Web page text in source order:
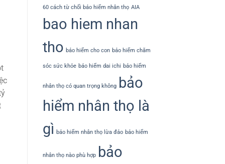
60 cách từ chối bảo hiểm nhân thọ AIA
bao hiem nhan
tho bảo hiểm cho con bảo hiểm chăm
sóc sức khỏe bảo hiểm dai ichi bảo hiểm
nhân thọ có quan trọng không
bảo
hiểm nhân thọ là
gì bảo hiểm nhân thọ lừa đảo bảo hiểm
nhân thọ nào phù hợp
bảo